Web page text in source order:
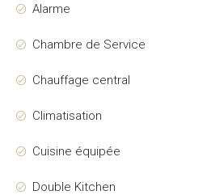
Alarme
Chambre de Service
Chauffage central
Climatisation
Cuisine équipée
Double Kitchen